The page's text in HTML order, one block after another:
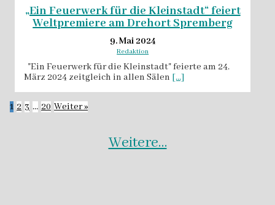
„Ein Feuerwerk für die Kleinstadt“ feiert
Weltpremiere am Drehort Spremberg
9. Mai 2024
Redaktion
"Ein Feuerwerk für die Kleinstadt" feierte am 24.
März 2024 zeitgleich in allen Sälen [...]
1 2 3 … 20 Weiter »
Weitere…